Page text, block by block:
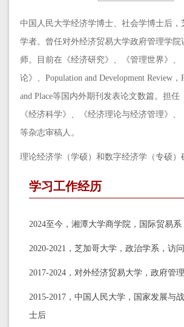
中国人民大学经济学博士、社会学博士后，
学者。曾任对外经济贸易大学政府管理学院
师。目前在《经济研究》、《管理世界》、
论》、Population and Development Review，
and Place等国内外期刊发表论文数篇。担任
《经济科学》、《经济理论与经济管理》、
等杂志审稿人。
理论经济学（学硕）和数字经济学（专硕）
学习工作经历
2024至今，湘潭大学商学院，国际贸易
2020-2021，芝加哥大学，政治学系，访
2017-2024，对外经济贸易大学，政府管
2015-2017，中国人民大学，国家发展与
士后